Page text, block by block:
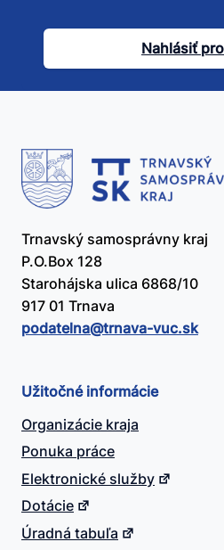
Nahlásiť
Trnavský samosprávny kraj
P.O.Box 128
Starohájska ulica 6868/10
917 01 Trnava
podatelna@​trnava-vuc.sk
Užitočné informácie
Organizácie kraja
Ponuka práce
Elektronické služby
Dotácie
Úradná tabuľa